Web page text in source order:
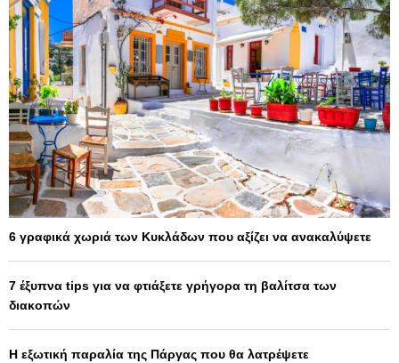
6 γραφικά χωριά των Κυκλάδων που αξίζει να ανακαλύψετε
7 έξυπνα tips για να φτιάξετε γρήγορα τη βαλίτσα των
διακοπών
Η εξωτική παραλία της Πάργας που θα λατρέψετε